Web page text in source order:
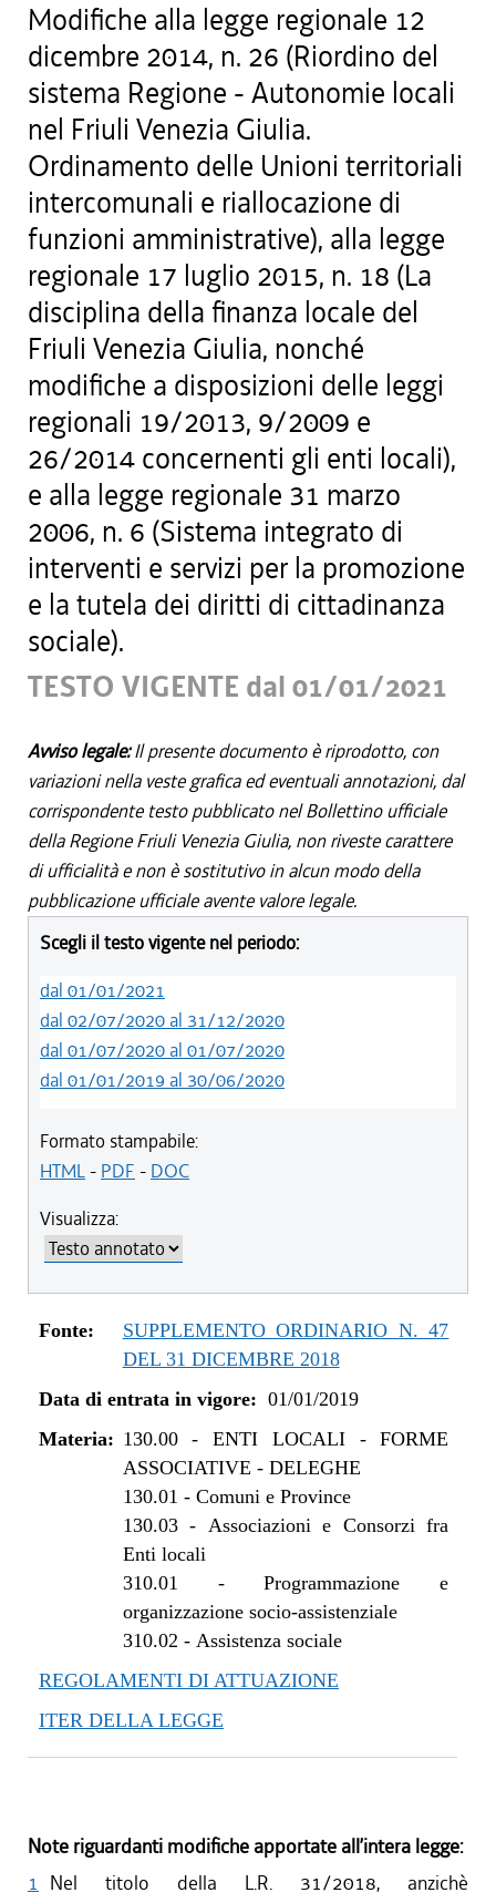
Modifiche alla legge regionale 12
dicembre 2014, n. 26 (Riordino del
sistema Regione - Autonomie locali
nel Friuli Venezia Giulia.
Ordinamento delle Unioni territoriali
intercomunali e riallocazione di
funzioni amministrative), alla legge
regionale 17 luglio 2015, n. 18 (La
disciplina della finanza locale del
Friuli Venezia Giulia, nonché
modifiche a disposizioni delle leggi
regionali 19/2013, 9/2009 e
26/2014 concernenti gli enti locali),
e alla legge regionale 31 marzo
2006, n. 6 (Sistema integrato di
interventi e servizi per la promozione
e la tutela dei diritti di cittadinanza
sociale).
TESTO VIGENTE dal 01/01/2021
Avviso legale:Il presente documento è riprodotto, con
variazioni nella veste grafica ed eventuali annotazioni, dal
corrispondente testo pubblicato nel Bollettino ufficiale
della Regione Friuli Venezia Giulia, non riveste carattere
di ufficialità e non è sostitutivo in alcun modo della
pubblicazione ufficiale avente valore legale.
Scegli il testo vigente nel periodo:
dal 01/01/2021
dal 02/07/2020 al 31/12/2020
dal 01/07/2020 al 01/07/2020
dal 01/01/2019 al 30/06/2020
Formato stampabile:
HTML- PDF - DOC
Visualizza:
Fonte:
SUPPLEMENTO ORDINARIO N. 47
DEL 31 DICEMBRE 2018
Data di entrata in vigore: 01/01/2019
Materia: 130.00-ENTI LOCALI - FORME
ASSOCIATIVE - DELEGHE
130.01 - Comuni e Province
130.03- Associazioni e Consorzi fra
Enti locali
310.01 -Programmazione e
organizzazione socio-assistenziale
310.02 - Assistenza sociale
REGOLAMENTI DI ATTUAZIONE
ITER DELLA LEGGE
Note riguardanti modifiche apportate all’intera legge:
1 Nel titolo della L.R. 31/2018, anzichè